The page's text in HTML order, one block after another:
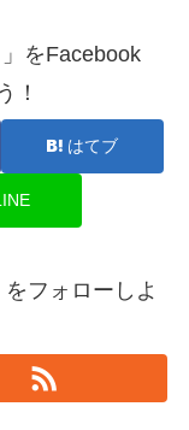
をFacebook
！
はてブ
フォローしよ